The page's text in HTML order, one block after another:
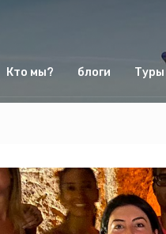
Кто мы? блоги Туры